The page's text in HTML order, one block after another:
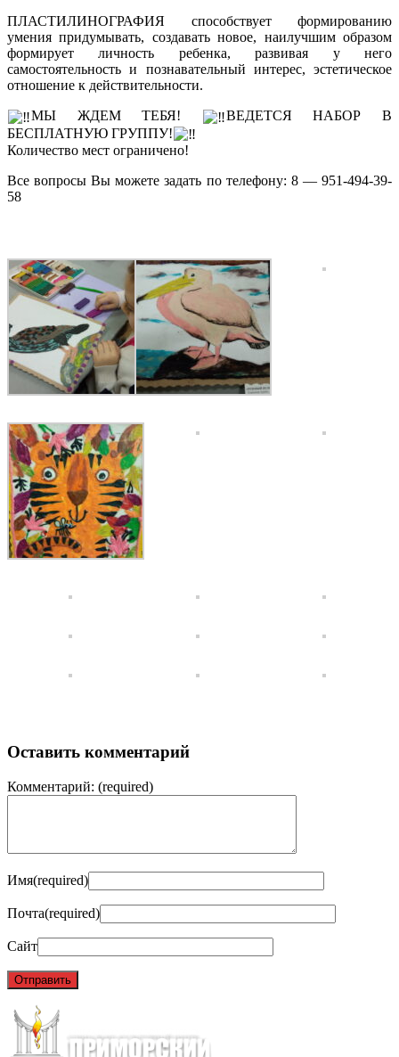
ПЛАСТИЛИНОГРАФИЯ способствует формированию
умения придумывать, создавать новое, наилучшим образом
формирует личность ребенка, развивая у него
самостоятельность и познавательный интерес, эстетическое
отношение к действительности.
МЫ ЖДЕМ ТЕБЯ!
ВЕДЕТСЯ НАБОР В
БЕСПЛАТНУЮ ГРУППУ!
Количество мест ограничено!
Все вопросы Вы можете задать по телефону: 8 — 951-494-39-
58
Оставить комментарий
Комментарий: (required)
Имя(required)
Почта(required)
Сайт